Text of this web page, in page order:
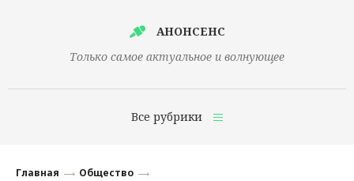
АНОНСЕНС
Только самое актуальное и волнующее
Все рубрики
Главная
Общество